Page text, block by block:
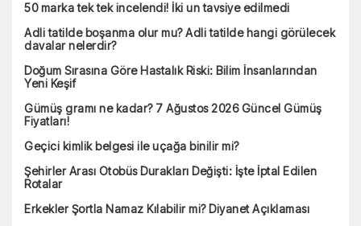
50 marka tek tek incelendi! İki un tavsiye edilmedi
Adli tatilde boşanma olur mu? Adli tatilde hangi görülecek
davalar nelerdir?
Doğum Sırasına Göre Hastalık Riski: Bilim İnsanlarından
Yeni Keşif
Gümüş gramı ne kadar? 7 Ağustos 2026 Güncel Gümüş
Fiyatları!
Geçici kimlik belgesi ile uçağa binilir mi?
Şehirler Arası Otobüs Durakları Değişti: İşte İptal Edilen
Rotalar
Erkekler Şortla Namaz Kılabilir mi? Diyanet Açıklaması